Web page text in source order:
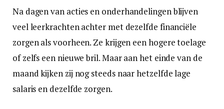
Na dagen van acties en onderhandelingen blijven
veel leerkrachten achter met dezelfde financiële
zorgen als voorheen. Ze krijgen een hogere toelage
of zelfs een nieuwe bril. Maar aan het einde van de
maand kijken zij nog steeds naar hetzelfde lage
salaris en dezelfde zorgen.